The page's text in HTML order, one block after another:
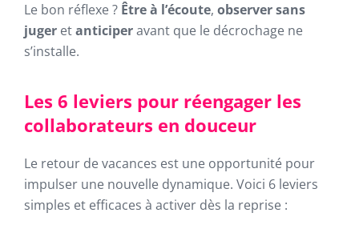
Le bon réflexe ? Être à l’écoute, observer sans
juger etanticiperavant que le décrochage ne
s’installe.
Les 6 leviers pour réengager les
collaborateurs en douceur
Le retour de vacances est une opportunité pour
impulser une nouvelle dynamique. Voici 6 leviers
simples et efficaces à activer dès la reprise :